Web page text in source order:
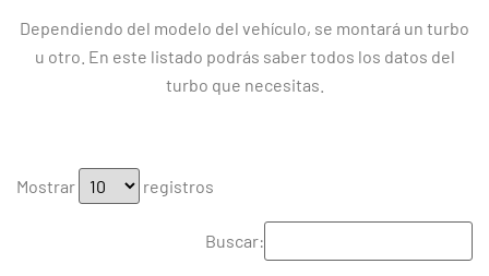
Dependiendo del modelo del vehículo, se montará un turbo
u otro. En este listado podrás saber todos los datos del
turbo que necesitas.
Mostrar registros
Buscar: